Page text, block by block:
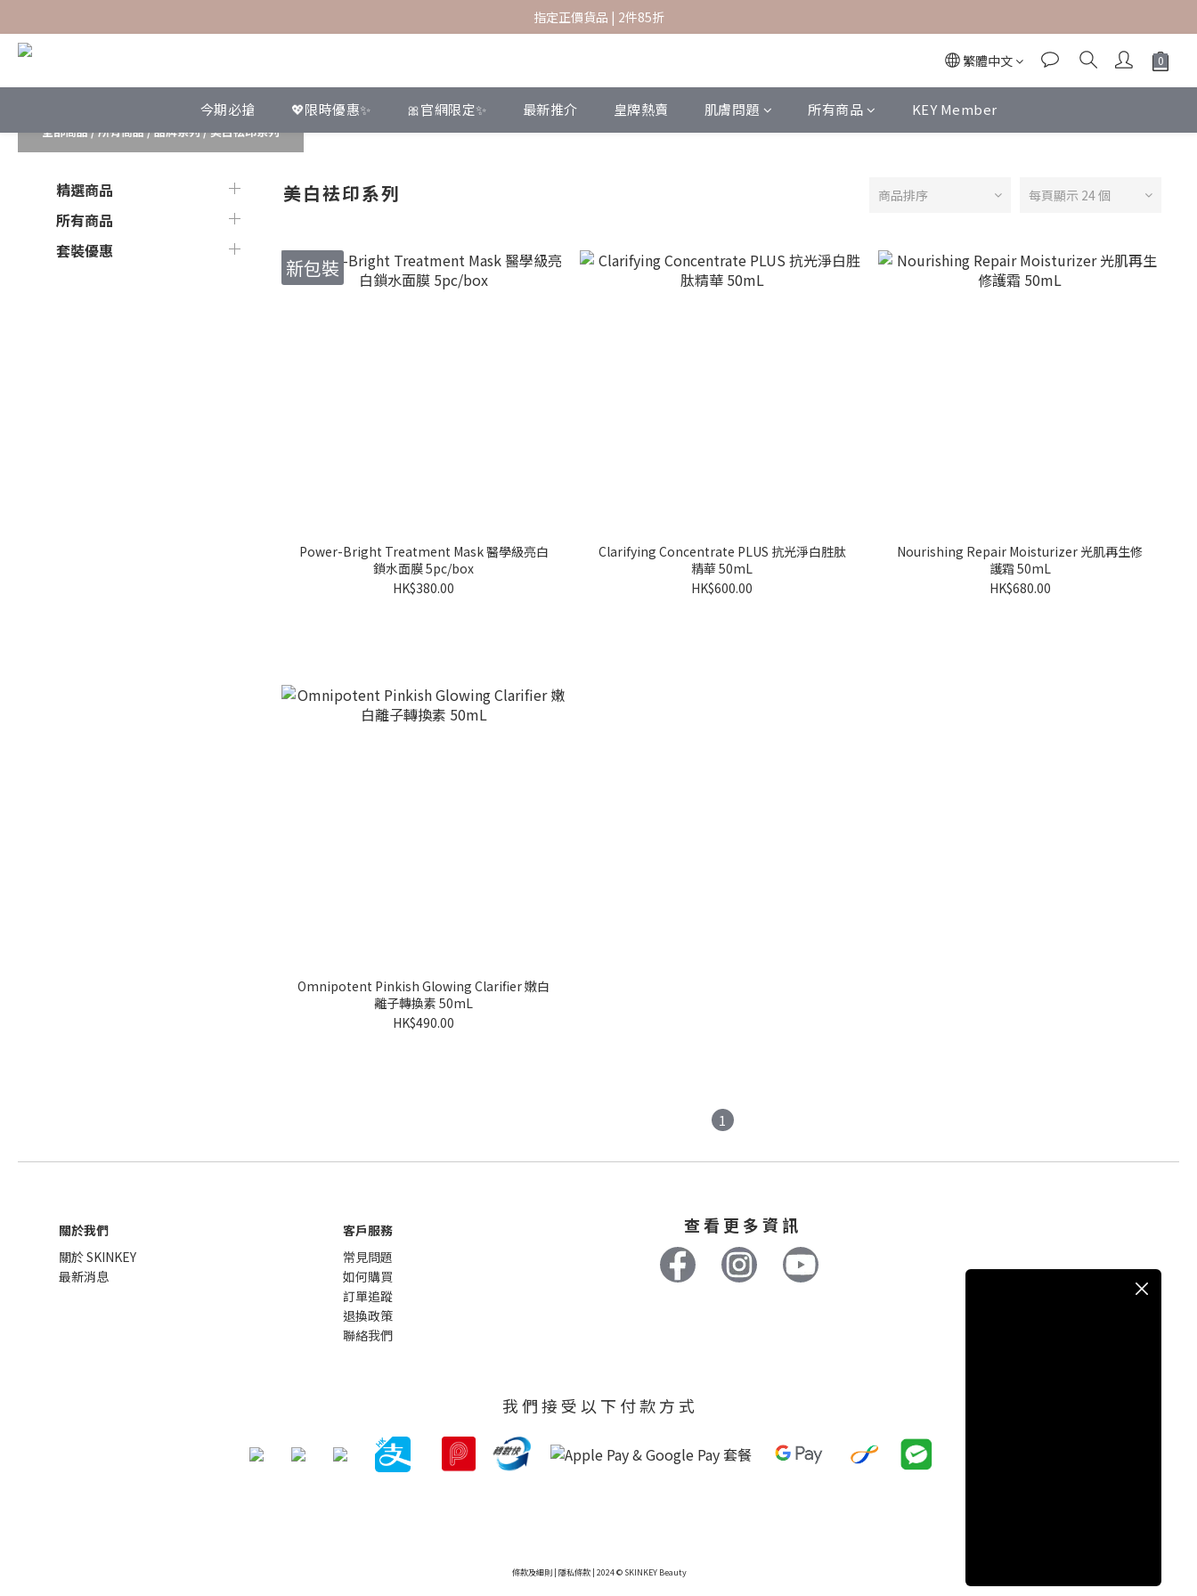
指定正價貨品 | 2件85折
指定正價貨品 | 2件85折
新會員結帳時輸入優惠碼 SKBF07 可享首購賞
指定正價貨品 | 2件85折
繁體中文
今期必搶 💖限時優惠✨ 🎀官網限定✨ 最新推介 皇牌熱賣 肌膚問題 所有商品 KEY Member
全部商品/所有商品/品牌系列/美白袪印系列
精選商品
所有商品
套裝優惠
美白袪印系列 商品排序 每頁顯示 24 個
新包裝
Power-Bright Treatment Mask 醫學級亮白
鎖水面膜 5pc/box
HK$380.00
Clarifying Concentrate PLUS 抗光淨白胜肽
精華 50mL
HK$600.00
Nourishing Repair Moisturizer 光肌再生修
護霜 50mL
HK$680.00
Omnipotent Pinkish Glowing Clarifier 嫩白
離子轉換素 50mL
HK$490.00
1
關於我們
關於 SKINKEY
最新消息
客戶服務
常見問題
如何購買
訂單追蹤
退換政策
聯絡我們
查 看 更 多 資 訊
我 們 接 受 以 下 付 款 方 式
條款及細則 | 隱私條款 | 2024 © SKINKEY Beauty